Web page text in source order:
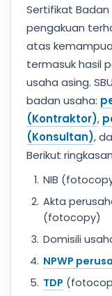
Sertifikat
pengakuan
atas
termasuk hasil
usaha asing.
badan usaha:
(Kontraktor),
(Konsultan),
Berikut
NIB
Akta
(fotocopy)
Domisili
NPWP
TDP